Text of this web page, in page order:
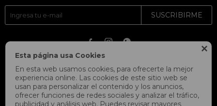

Esta página usa Cookies
En esta web usamos cookies, para ofrecerte la mejor
experiencia online. Las cookies de este sitio web se
usan para personalizar el contenido y los anuncios,
ofrecer funciones de redes sociales y analizar el tráfico,
publicidad y análisis web. Puedes revisar mayores
SUSCRIBIRME
  